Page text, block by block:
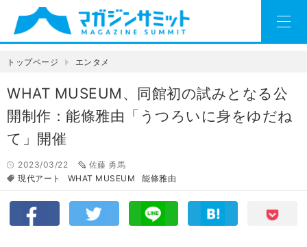
トップページ エンタメ
WHAT MUSEUM、同館初の試みとなる公
開制作：能條雅由「うつろいに身をゆだね
て」開催
2023/03/22
佐藤 勇馬
現代アート
WHAT MUSEUM 能條雅由